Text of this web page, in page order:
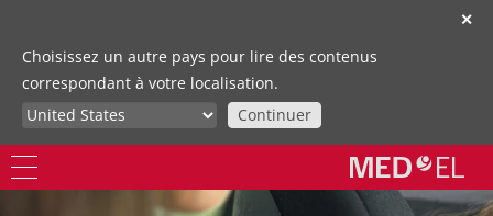
✕
Choisissez un autre pays pour lire des contenus
correspondant à votre localisation.
Continuer